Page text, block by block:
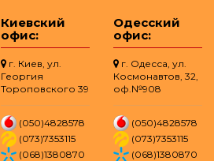
Киевский
офис:
г. Киев, ул.
Георгия
Тороповского 39
(050)4828578
(073)7353115
(068)1380870
Одесский
офис:
г. Одесса, ул.
Космонавтов, 32,
оф.№908
(050)4828578
(073)7353115
(068)1380870